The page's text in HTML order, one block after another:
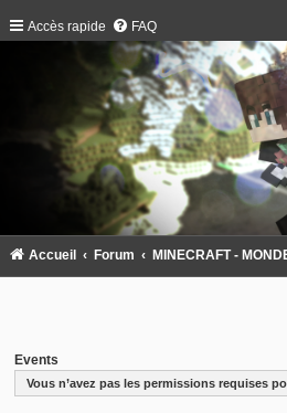
Accès rapide FAQ
Accueil Forum MINECRAFT -
Events
Vous n’avez pas les permissions requises